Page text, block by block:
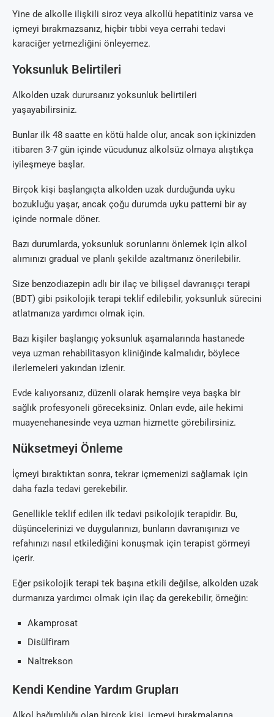
Yine de alkolle ilişkili siroz veya alkollü hepatitiniz varsa ve
içmeyi bırakmazsanız, hiçbir tıbbi veya cerrahi tedavi
karaciğer yetmezliğini önleyemez.
Yoksunluk Belirtileri
Alkolden uzak durursanız yoksunluk belirtileri
yaşayabilirsiniz.
Bunlar ilk 48 saatte en kötü halde olur, ancak son içkinizden
itibaren 3-7 gün içinde vücudunuz alkolsüz olmaya alıştıkça
iyileşmeye başlar.
Birçok kişi başlangıçta alkolden uzak durduğunda uyku
bozukluğu yaşar, ancak çoğu durumda uyku patterni bir ay
içinde normale döner.
Bazı durumlarda, yoksunluk sorunlarını önlemek için alkol
alımınızı gradual ve planlı şekilde azaltmanız önerilebilir.
Size benzodiazepin adlı bir ilaç ve bilişsel davranışçı terapi
(BDT) gibi psikolojik terapi teklif edilebilir, yoksunluk sürecini
atlatmanıza yardımcı olmak için.
Bazı kişiler başlangıç yoksunluk aşamalarında hastanede
veya uzman rehabilitasyon kliniğinde kalmalıdır, böylece
ilerlemeleri yakından izlenir.
Evde kalıyorsanız, düzenli olarak hemşire veya başka bir
sağlık profesyoneli göreceksiniz. Onları evde, aile hekimi
muayenehanesinde veya uzman hizmette görebilirsiniz.
Nüksetmeyi Önleme
İçmeyi bıraktıktan sonra, tekrar içmemenizi sağlamak için
daha fazla tedavi gerekebilir.
Genellikle teklif edilen ilk tedavi psikolojik terapidir. Bu,
düşüncelerinizi ve duygularınızı, bunların davranışınızı ve
refahınızı nasıl etkilediğini konuşmak için terapist görmeyi
içerir.
Eğer psikolojik terapi tek başına etkili değilse, alkolden uzak
durmanıza yardımcı olmak için ilaç da gerekebilir, örneğin:
Akamprosat
Disülfiram
Naltrekson
Kendi Kendine Yardım Grupları